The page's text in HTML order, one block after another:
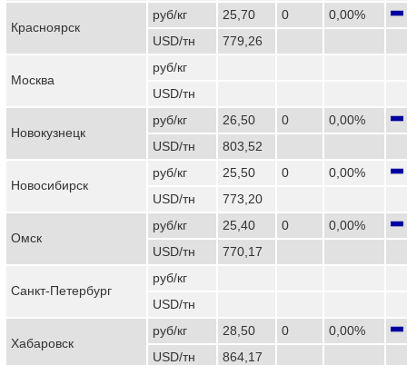
Красноярск
руб/кг 25,70 0
0,00%
USD/тн
779,26
Москва
руб/кг
USD/тн
Новокузнецк
руб/кг 26,50 0
0,00%
USD/тн
803,52
Новосибирск
руб/кг 25,50 0
0,00%
USD/тн
773,20
Омск
руб/кг 25,40 0
0,00%
USD/тн
770,17
Санкт-Петербург
руб/кг
USD/тн
Хабаровск
руб/кг 28,50 0
0,00%
USD/тн
864,17